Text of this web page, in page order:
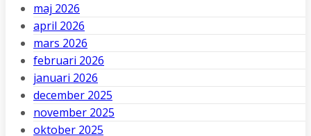
maj 2026
april 2026
mars 2026
februari 2026
januari 2026
december 2025
november 2025
oktober 2025